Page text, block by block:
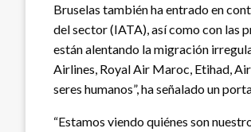
Bruselas también ha entrado en
del sector (IATA), así como con las
están alentando la migración
Airlines, Royal Air Maroc, Etihad,
seres humanos”, ha señalado un
“Estamos viendo quiénes son